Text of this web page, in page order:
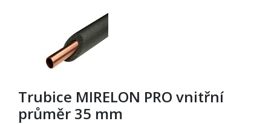
Trubice MIRELON PRO vnitřní
průměr 35 mm